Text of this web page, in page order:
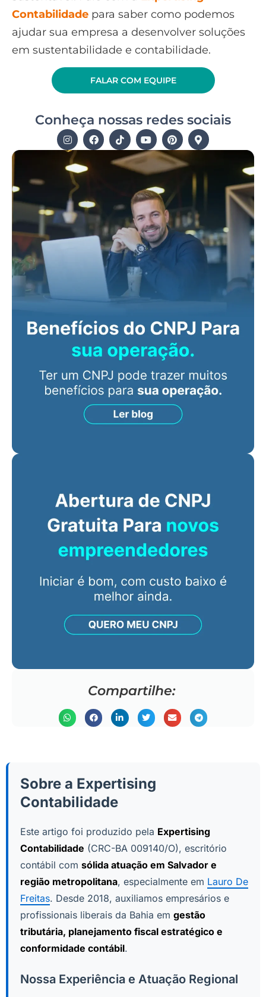
Contabilidade para saber como podemos
ajudar sua empresa a desenvolver soluções
em sustentabilidade e contabilidade.
FALAR COM EQUIPE
Conheça nossas redes sociais
Compartilhe:
Sobre a Expertising
Contabilidade
Este artigo foi produzido pela Expertising
Contabilidade (CRC-BA 009140/O), escritório
contábil com sólida atuação em Salvador e
região metropolitana, especialmente em Lauro De
Freitas. Desde 2018, auxiliamos empresários e
profissionais liberais da Bahia em gestão
tributária, planejamento fiscal estratégico e
conformidade contábil.
Nossa Experiência e Atuação Regional